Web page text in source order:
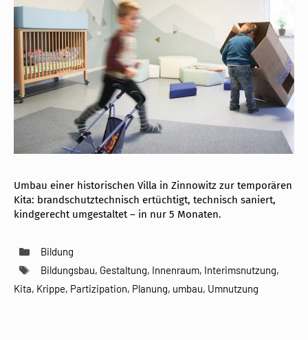
Umbau einer historischen Villa in Zinnowitz zur temporären
Kita: brandschutztechnisch ertüchtigt, technisch saniert,
kindgerecht umgestaltet – in nur 5 Monaten.
Kategorien
Bildung
Schlagwörter
Bildungsbau, Gestaltung, Innenraum, Interimsnutzung,
Kita, Krippe, Partizipation, Planung, umbau, Umnutzung